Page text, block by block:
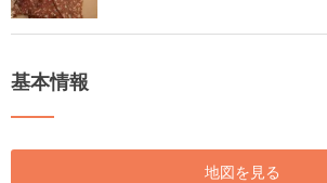
基本情報
地図を見る